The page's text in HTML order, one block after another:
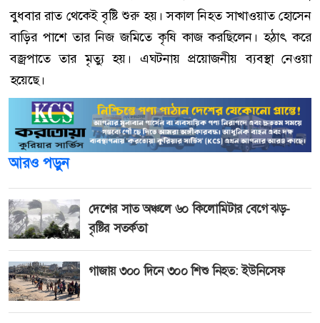
বুধবার রাত থেকেই বৃষ্টি শুরু হয়। সকাল নিহত সাখাওয়াত হোসেন
বাড়ির পাশে তার নিজ জমিতে কৃষি কাজ করছিলেন। হঠাৎ করে
বজ্রপাতে তার মৃত্যু হয়। এঘটনায় প্রয়োজনীয় ব্যবস্থা নেওয়া
হয়েছে।
আরও পড়ুন
দেশের সাত অঞ্চলে ৬০ কিলোমিটার বেগে ঝড়-
বৃষ্টির সতর্কতা
গাজায় ৩০০ দিনে ৩০০ শিশু নিহত: ইউনিসেফ